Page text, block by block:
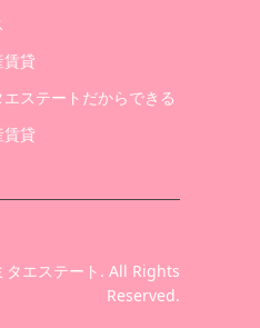
賃貸
エステートだからできる
賃貸
エステート . All Rights
Reserved.